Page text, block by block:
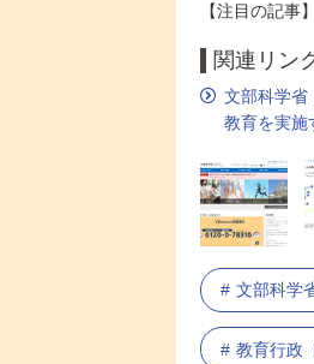
【注目の記事】
関連リン
文部科学省
教育を実施
文部科学
教育行政